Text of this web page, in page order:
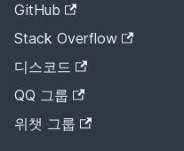
GitHub
Stack Overflow
디스코드
QQ 그룹
위챗 그룹